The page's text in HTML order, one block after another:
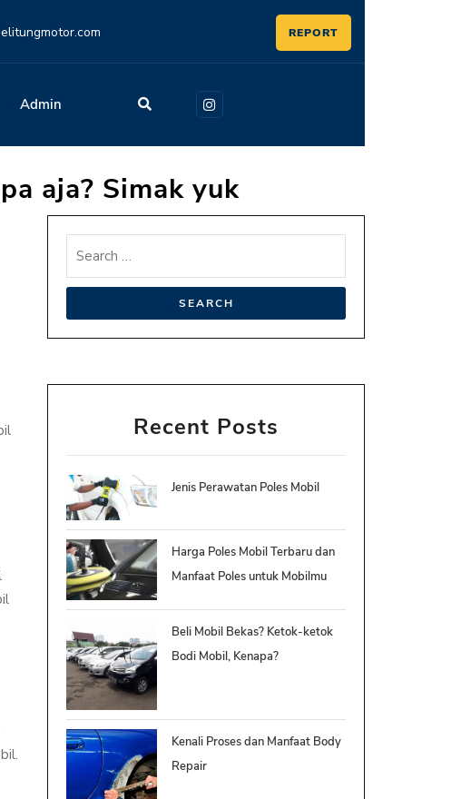
REPORT
Admin
aja? Simak yuk
Recent Posts
Jenis Perawatan Poles Mobil
Harga Poles Mobil Terbaru dan
Manfaat Poles untuk Mobilmu
Beli Mobil Bekas? Ketok-ketok
Bodi Mobil, Kenapa?
Kenali Proses dan Manfaat Body
Repair